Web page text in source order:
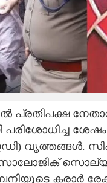
പ്രതിപക്ഷ
പരിശോധിച്ച
കരാർ